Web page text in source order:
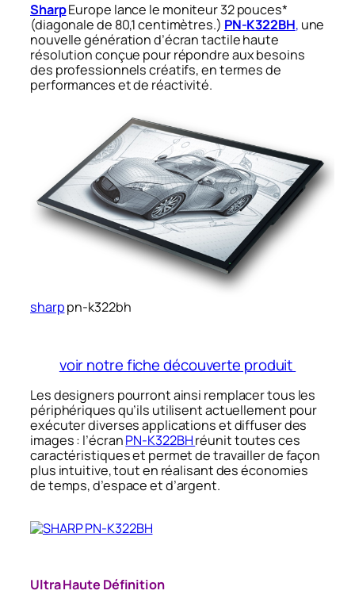
SharpEurope lance le moniteur 32 pouces*
(diagonale de 80,1 centimètres.) PN-K322BH, une
nouvelle génération d’écran tactile haute
résolution conçue pour répondre aux besoins
des professionnels créatifs, en termes de
performances et de réactivité.
sharppn-k322bh
voir notre fiche découverte produit
Les designers pourront ainsi remplacer tous les
périphériques qu’ils utilisent actuellement pour
exécuter diverses applications et diffuser des
images : l’écranPN-K322BHréunit toutes ces
caractéristiques et permet de travailler de façon
plus intuitive, tout en réalisant des économies
de temps, d’espace et d’argent.
Ultra Haute Définition